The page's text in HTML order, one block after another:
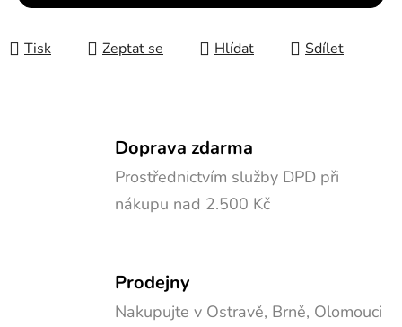
Tisk Zeptat se Hlídat Sdílet
Doprava zdarma
Prostřednictvím služby DPD při
nákupu nad 2.500 Kč
Prodejny
Nakupujte v Ostravě, Brně, Olomouci